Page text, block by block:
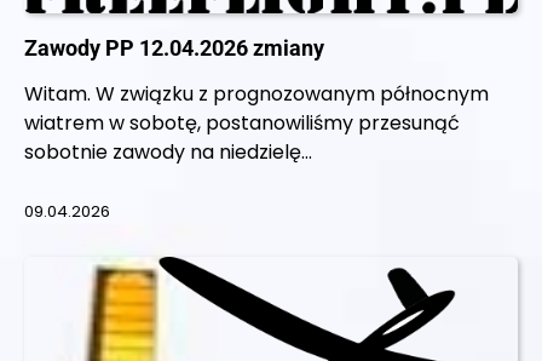
Zawody PP 12.04.2026 zmiany
Witam. W związku z prognozowanym północnym
wiatrem w sobotę, postanowiliśmy przesunąć
sobotnie zawody na niedzielę…
09.04.2026